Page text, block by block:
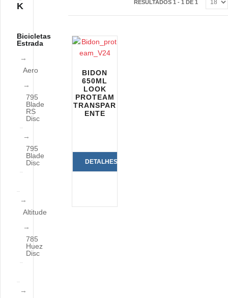
RESULTADOS 1 - 1 DE 1
BIDON
650ML
LOOK
PROTEAM
TRANSPAR
ENTE
DETALHES
K
Bicicletas
Estrada
Aero
795
Blade
RS
Disc
795
Blade
Disc
Altitude
785
Huez
Disc